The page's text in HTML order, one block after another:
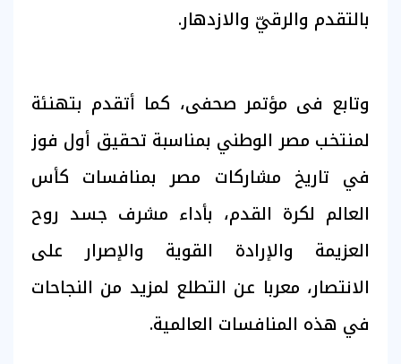
بالتقدم والرقيّ والازدهار.
وتابع فى مؤتمر صحفى، كما أتقدم بتهنئة
لمنتخب مصر الوطني بمناسبة تحقيق أول فوز
في تاريخ مشاركات مصر بمنافسات كأس
العالم لكرة القدم، بأداء مشرف جسد روح
العزيمة والإرادة القوية والإصرار على
الانتصار، معربا عن التطلع لمزيد من النجاحات
في هذه المنافسات العالمية.